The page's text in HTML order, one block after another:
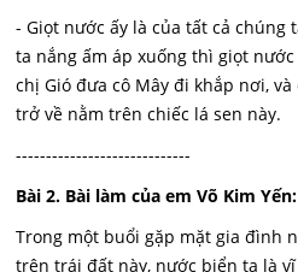
- Giọt nước ấy là của tất cả chúng
ta nắng ấm áp xuống thì giọt
chị Gió đưa cô Mây đi khắp nơi,
trở về nằm trên chiếc lá sen này.
-----------------------------
Bài 2. Bài làm của em Võ Kim
Trong một buổi gặp mặt gia đình
trên trái đất này, nước biển ta là